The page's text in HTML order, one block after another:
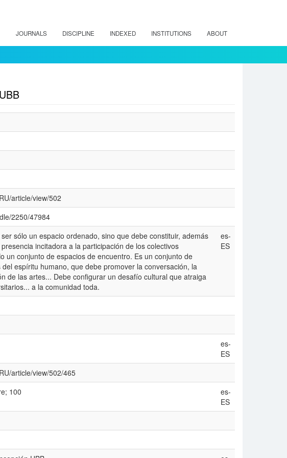
JOURNALS DISCIPLINE INDEXED INSTITUTIONS ABOUT
article/view/502
2250/47984
sólo un espacio ordenado, sino que debe constituir, además
incitadora a la participación de los colectivos
un conjunto de espacios de encuentro. Es un conjunto de
espíritu humano, que debe promover la conversación, la
de las artes... Debe configurar un desafío cultural que atraiga
a la comunidad toda.
es-
ES
es-
ES
article/view/502/465
100
es-
ES